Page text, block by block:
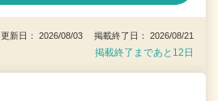
更新日： 2026/08/03 掲載終了日： 2026/08/21
掲載終了まであと12日